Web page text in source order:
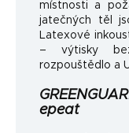
místnosti a
jatečných těl
Latexové
– výtisky
rozpouštědlo a
epeat